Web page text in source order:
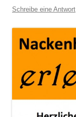
Schreibe eine Antwort